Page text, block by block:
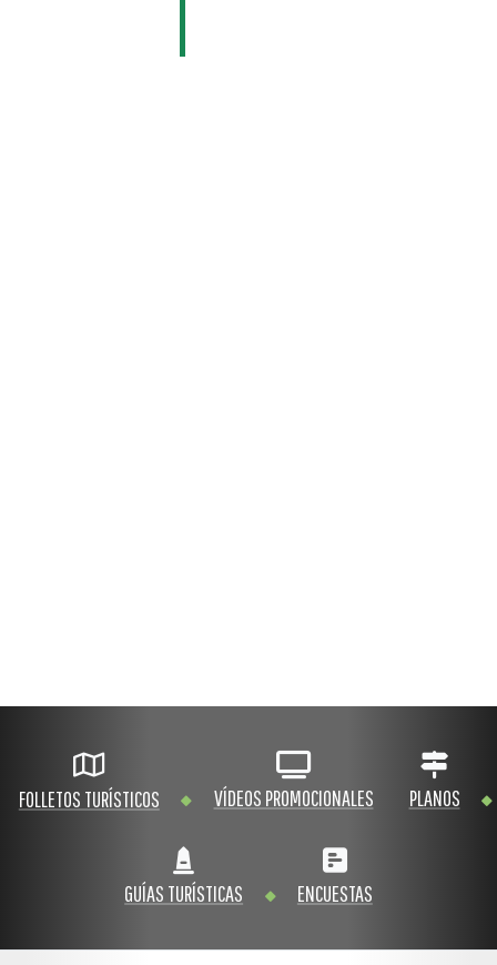
FOLLETOS TURÍSTICOS VÍDEOS PROMOCIONALES PLANOS
GUÍAS TURÍSTICAS ENCUESTAS